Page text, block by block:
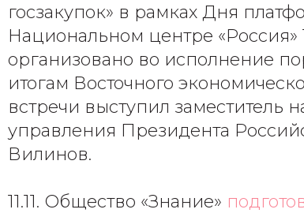
госзакупок» в рамках Дня
Национальном центре
организовано во исполнение
итогам Восточного
встречи выступил заместитель
управления Президента
Вилинов.
11.11. Общество «Знание»